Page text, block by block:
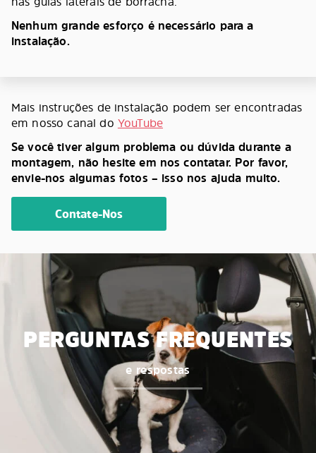
Nenhum grande esforço é necessário para a
instalação.
Mais instruções de instalação podem ser encontradas
em nosso canal do YouTube
Se você tiver algum problema ou dúvida durante a
montagem, não hesite em nos contatar. Por favor,
envie-nos algumas fotos – isso nos ajuda muito.
Contate-Nos
PERGUNTAS FREQUENTES
e respostas